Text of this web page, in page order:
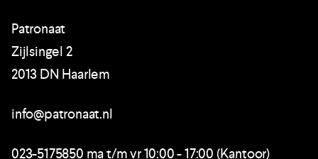
Patronaat
Zijlsingel 2
2013 DN Haarlem
info@patronaat.nl
023-5175850 ma t/m vr 10:00 - 17:00 (Kantoor)